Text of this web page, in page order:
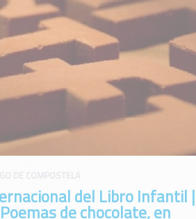
del Libro Infantil |
de chocolate, en